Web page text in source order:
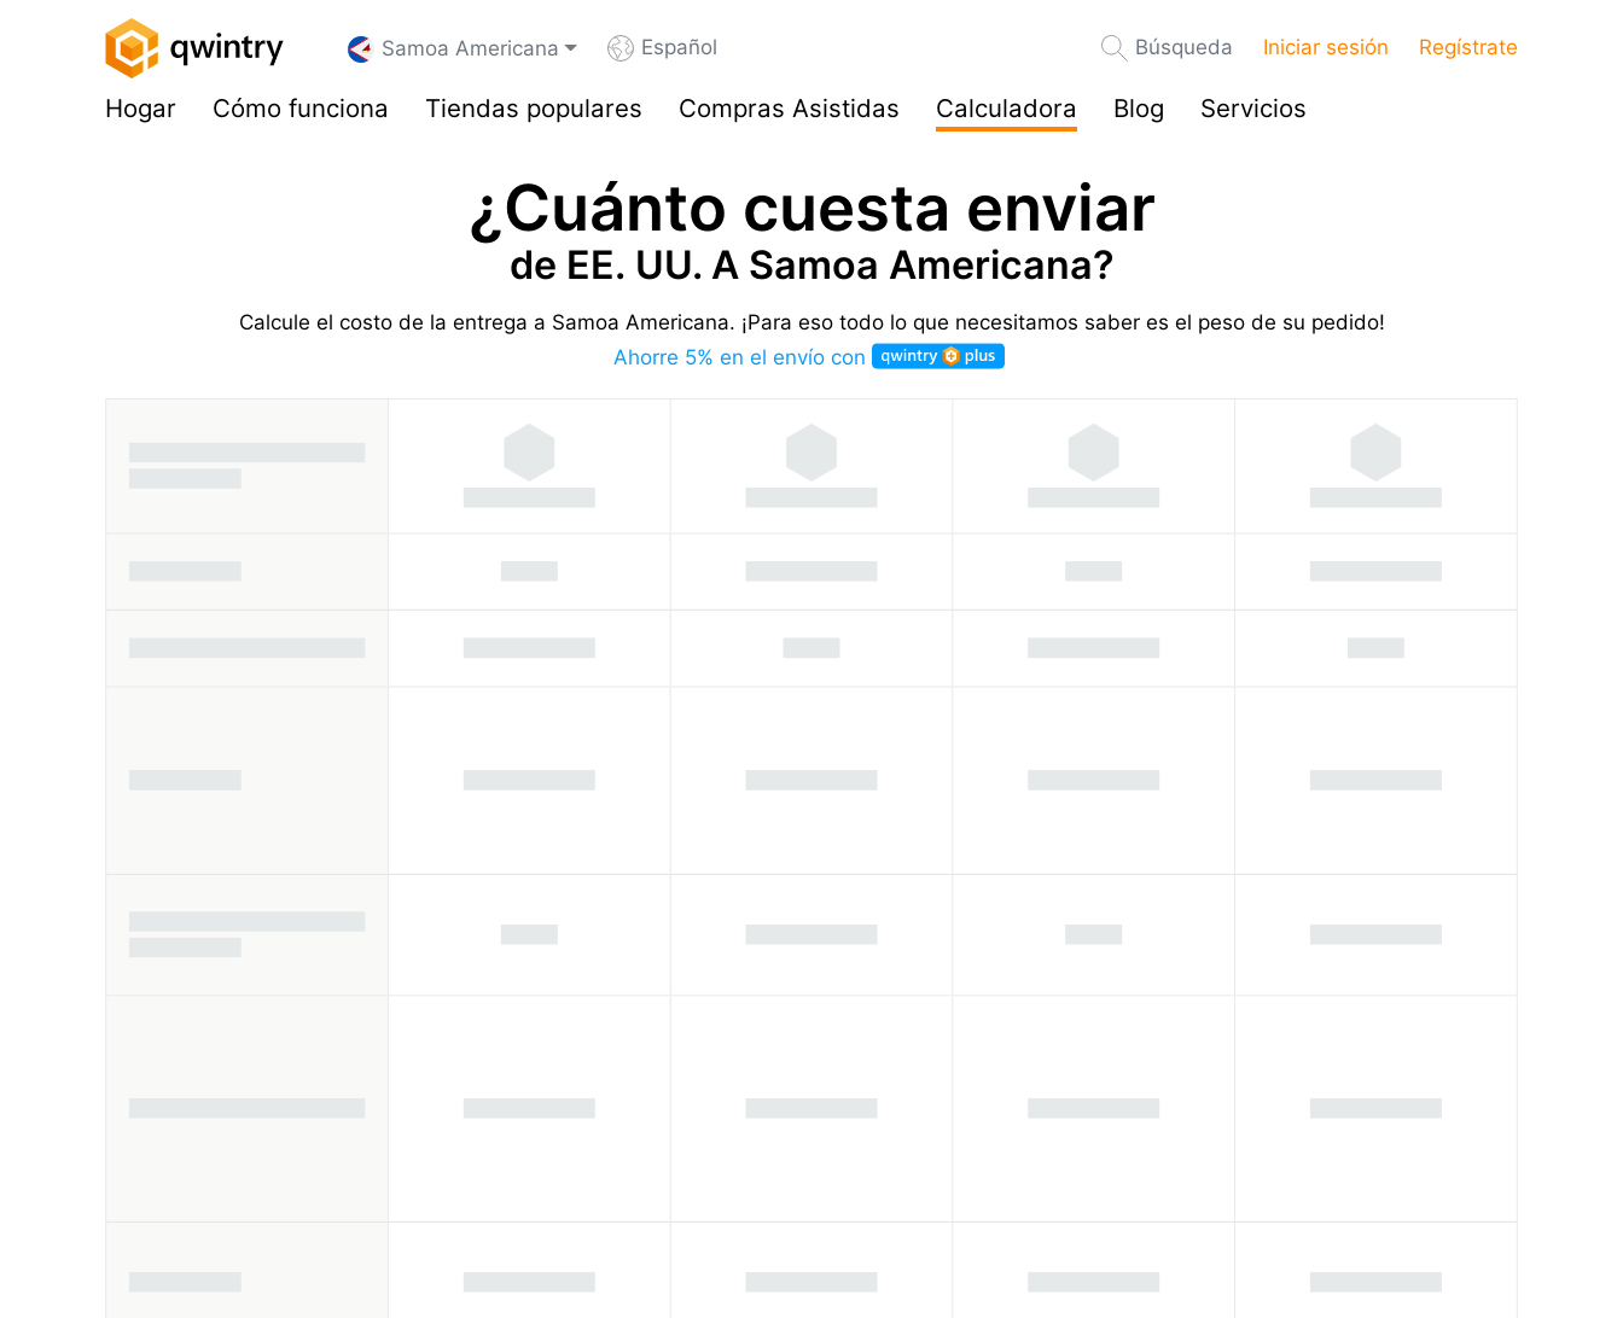
Samoa Americana Español Búsqueda Iniciar sesión Regístrate
Hogar Cómo funciona Tiendas populares Compras Asistidas Calculadora Blog Servicios
¿Cuánto cuesta enviar
de EE. UU. A Samoa Americana?
Calcule el costo de la entrega a Samoa Americana. ¡Para eso todo lo que necesitamos saber es el peso de su pedido!
Ahorre 5% en el envío con